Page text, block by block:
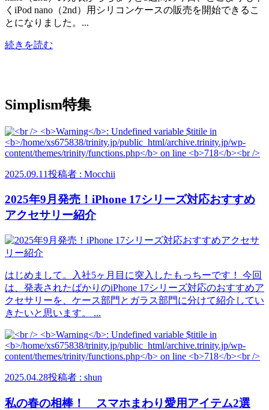
くiPod nano（2nd）用シリコンケースの販売を開始できるこ
とになりました。...
続きを読む
Simplism特集
2025.09.11投稿者 : Mocchii
2025年9月発売！iPhone 17シリーズ対応おすすめ
アクセサリー紹介
はじめまして。入社5ヶ月目に突入したもっちーです！ 今回
は、発表されたばかりのiPhone 17シリーズ対応のおすすめア
クセサリーを、ケース部門とガラス部門に分けて紹介してい
きたいと思います。 ...
2025.04.28投稿者 : shun
私の春の相棒！ スマホまわり愛用アイテム2選